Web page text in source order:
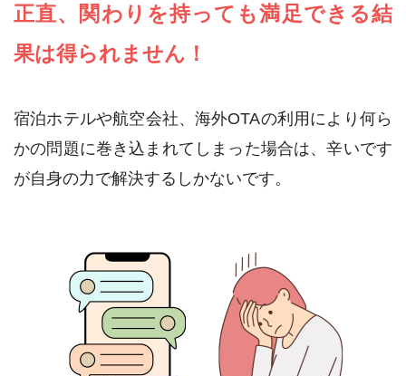
正直、関わりを持っても満足できる結
果は得られません！
宿泊ホテルや航空会社、海外OTAの利用により何ら
かの問題に巻き込まれてしまった場合は、辛いです
が自身の力で解決するしかないです。